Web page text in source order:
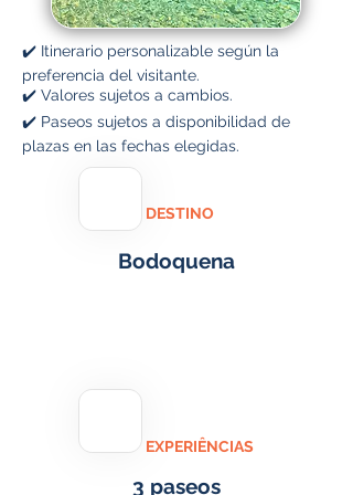
✔️ Itinerario personalizable según la
preferencia del visitante.
✔️ Valores sujetos a cambios.
✔️ Paseos sujetos a disponibilidad de
plazas en las fechas elegidas.
DESTINO
Bodoquena
EXPERIÊNCIAS
3 paseos